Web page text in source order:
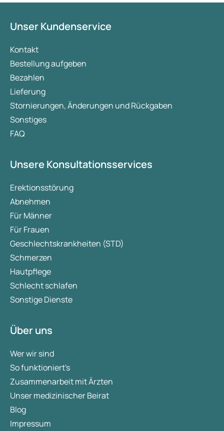
die wichtigsten Unterschiede bestehen.
Unser Kundenservice
Kontakt
Bestellung aufgeben
Bezahlen
Lieferung
Stornierungen, Änderungen und Rückgaben
Sonstiges
FAQ
Unsere Konsultationsservices
Erektionsstörung
Abnehmen
Für Männer
Für Frauen
Geschlechtskrankheiten (STD)
Schmerzen
Hautpflege
Schlecht schlafen
Sonstige Dienste
Über uns
Wer wir sind
So funktioniert's
Zusammenarbeit mit Ärzten
Unser medizinischer Beirat
Blog
Impressum